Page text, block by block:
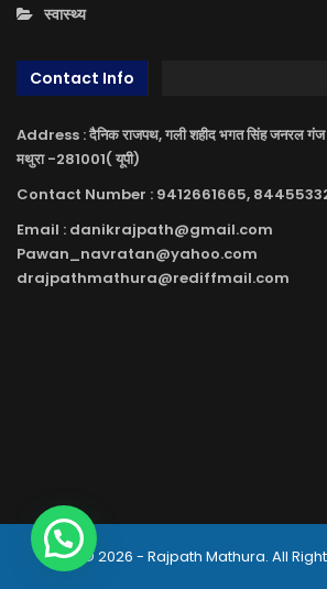
स्वास्थ्य
Contact Info
Address : दैनिक राजपथ, गली शहीद भगत सिंह जनरल गंज
मथुरा -281001( यूपी)
Contact Number : 9412661665,
Email : danikrajpath@gmail.com
Pawan_navratan@yahoo.com
drajpathmathura@rediffmail.com
© 2026 - Rajpath Mathura. All